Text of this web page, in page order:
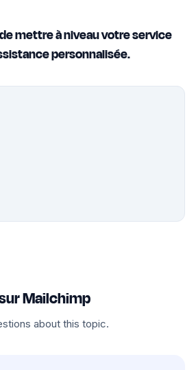
mettre à niveau votre service
personnalisée.
Mailchimp
about this topic.